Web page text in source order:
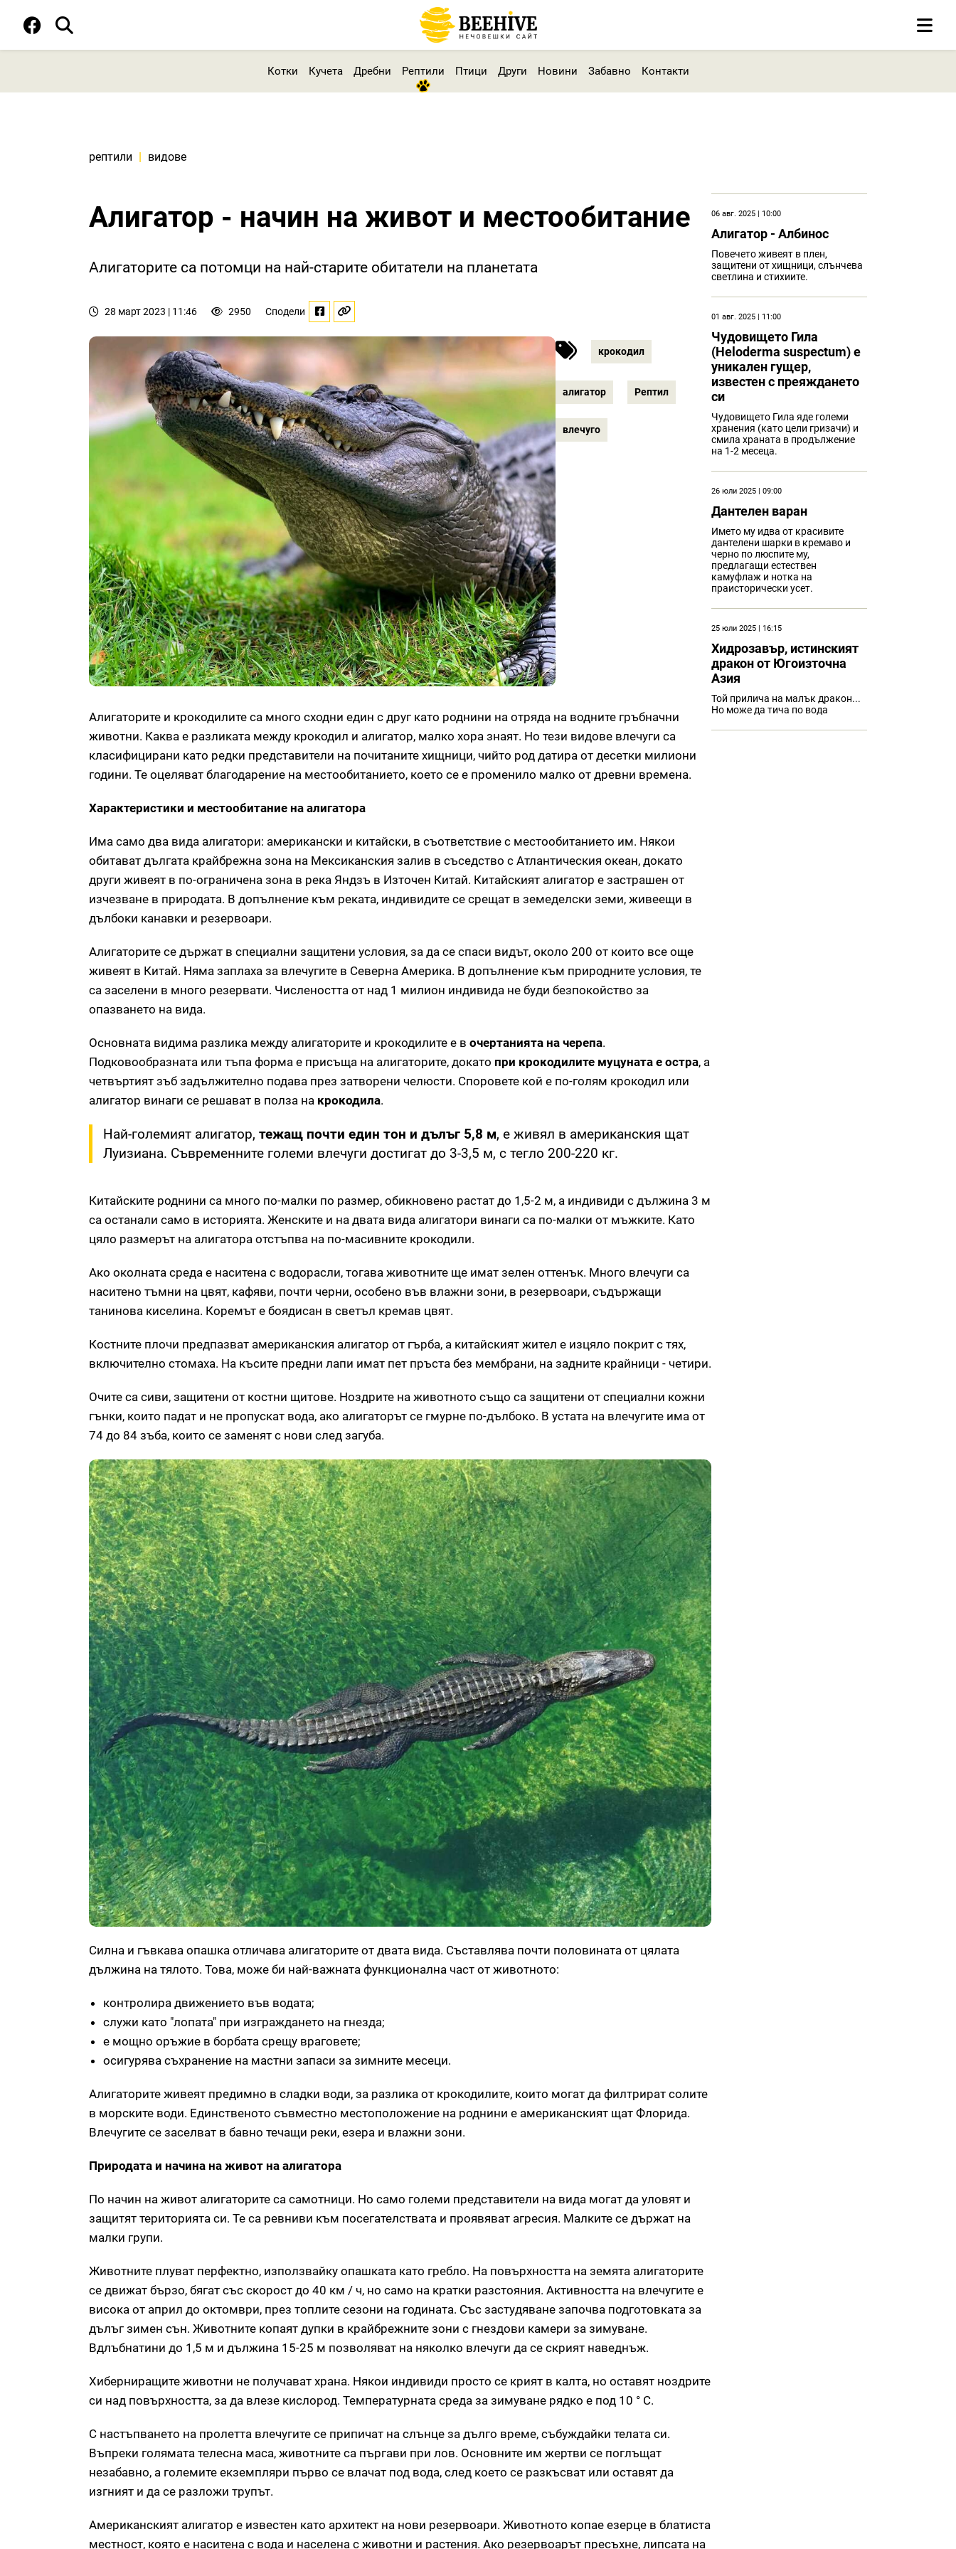
Котки Кучета Дребни Рептили Птици Други Новини Забавно Контакти
рептили | видове
Алигатор - начин на живот и местообитание
Алигаторите са потомци на най-старите обитатели на планетата
28 март 2023 | 11:46 2950 Сподели
крокодил
алигатор Рептил
влечуго
Алигаторите и крокодилите са много сходни един с друг като роднини на отряда на водните гръбначни
животни. Каква е разликата между крокодил и алигатор, малко хора знаят. Но тези видове влечуги са
класифицирани като редки представители на почитаните хищници, чийто род датира от десетки милиони
години. Те оцеляват благодарение на местообитанието, което се е променило малко от древни времена.
Характеристики и местообитание на алигатора
Има само два вида алигатори: американски и китайски, в съответствие с местообитанието им. Някои
обитават дългата крайбрежна зона на Мексиканския залив в съседство с Атлантическия океан, докато
други живеят в по-ограничена зона в река Яндзъ в Източен Китай. Китайският алигатор е застрашен от
изчезване в природата. В допълнение към реката, индивидите се срещат в земеделски земи, живеещи в
дълбоки канавки и резервоари.
Алигаторите се държат в специални защитени условия, за да се спаси видът, около 200 от които все още
живеят в Китай. Няма заплаха за влечугите в Северна Америка. В допълнение към природните условия, те
са заселени в много резервати. Числеността от над 1 милион индивида не буди безпокойство за
опазването на вида.
Основната видима разлика между алигаторите и крокодилите е в очертанията на черепа.
Подковообразната или тъпа форма е присъща на алигаторите, докато при крокодилите муцуната е остра, а
четвъртият зъб задължително подава през затворени челюсти. Споровете кой е по-голям крокодил или
алигатор винаги се решават в полза на крокодила.
Най-големият алигатор, тежащ почти един тон и дълъг 5,8 м, е живял в американския щат
Луизиана. Съвременните големи влечуги достигат до 3-3,5 м, с тегло 200-220 кг.
Китайските роднини са много по-малки по размер, обикновено растат до 1,5-2 м, а индивиди с дължина 3 м
са останали само в историята. Женските и на двата вида алигатори винаги са по-малки от мъжките. Като
цяло размерът на алигатора отстъпва на по-масивните крокодили.
Ако околната среда е наситена с водорасли, тогава животните ще имат зелен оттенък. Много влечуги са
наситено тъмни на цвят, кафяви, почти черни, особено във влажни зони, в резервоари, съдържащи
танинова киселина. Коремът е боядисан в светъл кремав цвят.
Костните плочи предпазват американския алигатор от гърба, а китайският жител е изцяло покрит с тях,
включително стомаха. На късите предни лапи имат пет пръста без мембрани, на задните крайници - четири.
Очите са сиви, защитени от костни щитове. Ноздрите на животното също са защитени от специални кожни
гънки, които падат и не пропускат вода, ако алигаторът се гмурне по-дълбоко. В устата на влечугите има от
74 до 84 зъба, които се заменят с нови след загуба.
Силна и гъвкава опашка отличава алигаторите от двата вида. Съставлява почти половината от цялата
дължина на тялото. Това, може би най-важната функционална част от животното:
контролира движението във водата;
служи като "лопата" при изграждането на гнезда;
е мощно оръжие в борбата срещу враговете;
осигурява съхранение на мастни запаси за зимните месеци.
Алигаторите живеят предимно в сладки води, за разлика от крокодилите, които могат да филтрират солите
в морските води. Единственото съвместно местоположение на роднини е американският щат Флорида.
Влечугите се заселват в бавно течащи реки, езера и влажни зони.
Природата и начина на живот на алигатора
По начин на живот алигаторите са самотници. Но само големи представители на вида могат да уловят и
защитят територията си. Те са ревниви към посегателствата и проявяват агресия. Малките се държат на
малки групи.
Животните плуват перфектно, използвайку опашката като гребло. На повърхността на земята алигаторите
се движат бързо, бягат със скорост до 40 км / ч, но само на кратки разстояния. Активността на влечугите е
висока от април до октомври, през топлите сезони на годината. Със застудяване започва подготовката за
дълъг зимен сън. Животните копаят дупки в крайбрежните зони с гнездови камери за зимуване.
Вдлъбнатини до 1,5 м и дължина 15-25 м позволяват на няколко влечуги да се скрият наведнъж.
Хиберниращите животни не получават храна. Някои индивиди просто се крият в калта, но оставят ноздрите
си над повърхността, за да влезе кислород. Температурната среда за зимуване рядко е под 10 ° C.
С настъпването на пролетта влечугите се припичат на слънце за дълго време, събуждайки телата си.
Въпреки голямата телесна маса, животните са пъргави при лов. Основните им жертви се поглъщат
незабавно, а големите екземпляри първо се влачат под вода, след което се разкъсват или оставят да
изгният и да се разложи трупът.
Американският алигатор е известен като архитект на нови резервоари. Животното копае езерце в блатиста
местност, която е наситена с вода и населена с животни и растения. Ако резервоарът пресъхне, липсата на
06 авг. 2025 | 10:00
Алигатор - Албинос
Повечето живеят в плен,
защитени от хищници, слънчева
светлина и стихиите.
01 авг. 2025 | 11:00
Чудовището Гила
(Heloderma suspectum) e
уникален гущер,
известен с преяждането
си
Чудовището Гила яде големи
хранения (като цели гризачи) и
смила храната в продължение
на 1-2 месеца.
26 юли 2025 | 09:00
Дантелен варан
Името му идва от красивите
дантелени шарки в кремаво и
черно по люспите му,
предлагащи естествен
камуфлаж и нотка на
праисторически усет.
25 юли 2025 | 16:15
Хидрозавър, истинският
дракон от Югоизточна
Азия
Той прилича на малък дракон...
Но може да тича по вода